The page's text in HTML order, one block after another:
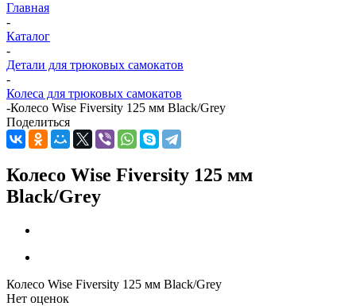
Главная
-
Каталог
-
Детали для трюковых самокатов
-
Колеса для трюковых самокатов
-Колесо Wise Fiversity 125 мм Black/Grey
Поделиться
Колесо Wise Fiversity 125 мм
Black/Grey
Колесо Wise Fiversity 125 мм Black/Grey
Нет оценок